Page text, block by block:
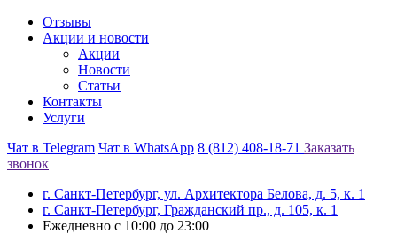
Отзывы
Акции и новости
Акции
Новости
Статьи
Контакты
Услуги
Чат в Telegram Чат в WhatsApp 8 (812) 408-18-71 Заказать
звонок
г. Санкт-Петербург, ул. Архитектора Белова, д. 5, к. 1
г. Санкт-Петербург, Гражданский пр., д. 105, к. 1
Ежедневно с 10:00 до 23:00